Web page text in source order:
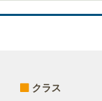
クラス